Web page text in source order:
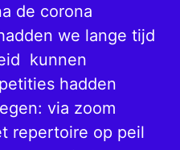
de corona
we lange tijd
kunnen
hadden
via zoom
repertoire op peil